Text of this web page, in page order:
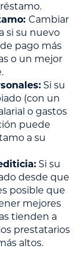
Cambiar
si su nuevo
pago más
o un mejor
Si su
(con un
o gastos
puede
a su
Si su
desde que
posible que
mejores
tienden a
prestatarios
altos.